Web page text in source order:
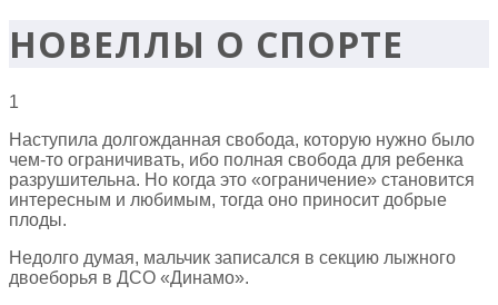
НОВЕЛЛЫ О СПОРТЕ
1
Наступила долгожданная свобода, которую нужно было
чем-то ограничивать, ибо полная свобода для ребенка
разрушительна. Но когда это «ограничение» становится
интересным и любимым, тогда оно приносит добрые
плоды.
Недолго думая, мальчик записался в секцию лыжного
двоеборья в ДСО «Динамо».